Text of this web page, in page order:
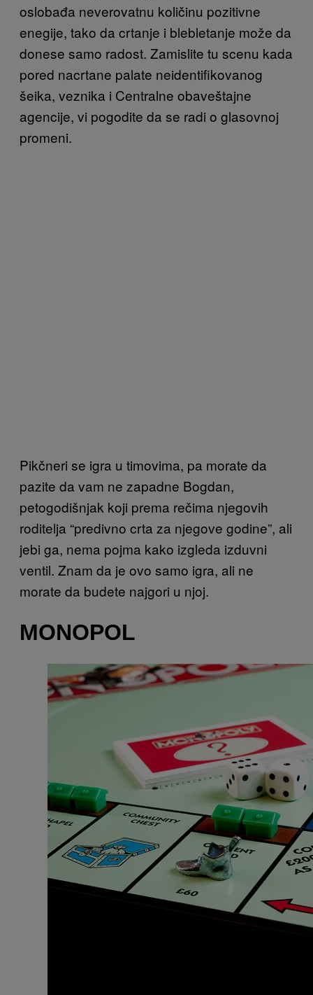
oslobađa neverovatnu količinu pozitivne
enegije, tako da crtanje i blebletanje može da
donese samo radost. Zamislite tu scenu kada
pored nacrtane palate neidentifikovanog
šeika, veznika i Centralne obaveštajne
agencije, vi pogodite da se radi o glasovnoj
promeni.
Pikčneri se igra u timovima, pa morate da
pazite da vam ne zapadne Bogdan,
petogodišnjak koji prema rečima njegovih
roditelja “predivno crta za njegove godine”, ali
jebi ga, nema pojma kako izgleda izduvni
ventil. Znam da je ovo samo igra, ali ne
morate da budete najgori u njoj.
MONOPOL